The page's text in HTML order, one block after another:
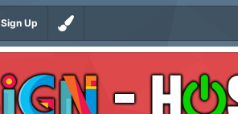
Sign Up